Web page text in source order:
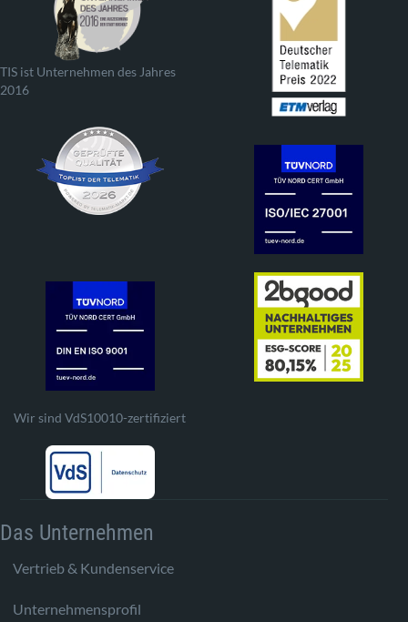
TIS ist Unternehmen des Jahres
2016
Wir sind VdS10010-zertifiziert
Das Unternehmen
Vertrieb & Kundenservice
Unternehmensprofil